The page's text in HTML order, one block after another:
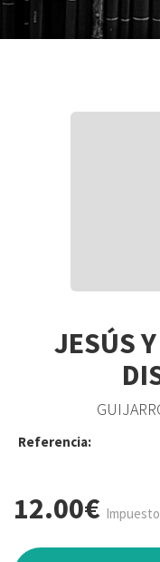
JESÚS
Referencia:
12.00€